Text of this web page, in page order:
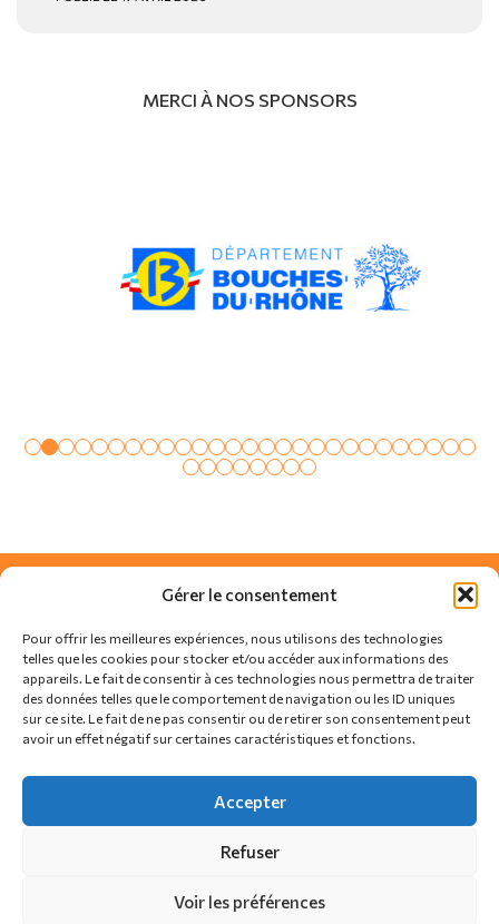
Gérer le consentement
Pour offrir les meilleures expériences, nous utilisons des technologies
telles que les cookies pour stocker et/ou accéder aux informations des
appareils. Le fait de consentir à ces technologies nous permettra de traiter
des données telles que le comportement de navigation ou les ID uniques
sur ce site. Le fait de ne pas consentir ou de retirer son consentement peut
avoir un effet négatif sur certaines caractéristiques et fonctions.
Accepter
Refuser
Voir les préférences
MERCI À NOS SPONSORS
Règlement
Politique de confidentialité
SUIVEZ-NOUS SUR